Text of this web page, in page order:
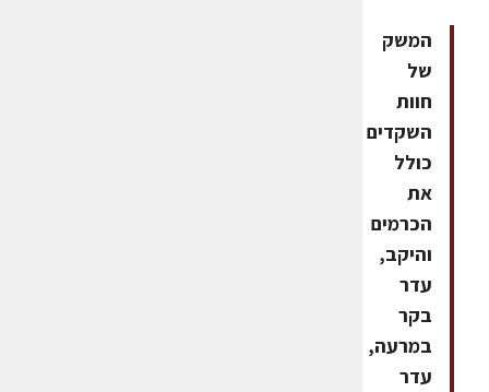
המשק
של
חוות
השקדים
כולל
את
הכרמים
והיקב,
עדר
בקר
במרעה,
עדר